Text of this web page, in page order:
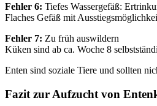
Fehler 6: Tiefes Wassergefäß:
Flaches Gefäß mit
Fehler 7: Zu früh auswildern
Küken sind ab ca. Woche 8
Enten sind soziale Tiere und sollten
Fazit zur Aufzucht von